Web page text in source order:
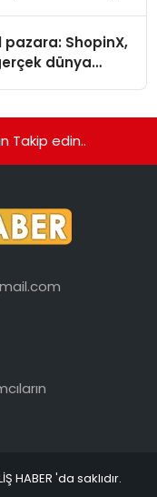
pazara: ShopinX,
dünya
Takip edin..
HABER 'da saklıdır.